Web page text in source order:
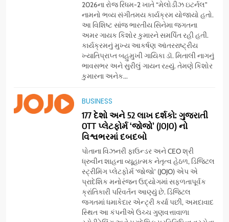
2026ના રોજ રિધમ-2 ખાતે “મેલોડીઝ ઇટર્નલ”
નામનો ભવ્ય સંગીતમય કાર્યક્રમ યોજાયો હતો.
આ વિશિષ્ટ સાંજ ભારતીય સિનેમા જગતના
અમર ગાયક કિશોર કુમારને સમર્પિત રહી હતી.
કાર્યક્રમનું મુખ્ય આકર્ષણ આંતરરાષ્ટ્રીય
ખ્યાતિપ્રાપ્ત બહુમુખી ગાયિકા ડૉ. મિતાલી નાગનું
ભાવસભર અને સુરીલું ગાયન રહ્યું. તેમણે કિશોર
કુમારના અનેક...
BUSINESS
177 દેશો અને 52 લાખ દર્શકો: ગુજરાતી
OTT પ્લેટફોર્મ ‘જોજો’ (JOJO) નો
વિશ્વભરમાં દબદબો
પોતાના વિઝનરી ફાઉન્ડર અને CEO શ્રી
ધ્રુવીન શાહના વ્યૂહાત્મક નેતૃત્વ હેઠળ, ડિજિટલ
સ્ટ્રીમિંગ પ્લેટફોર્મ ‘જોજો’ (JOJO) એપ એ
પ્રાદેશિક મનોરંજન ઉદ્યોગમાં સફળતાપૂર્વક
ક્રાંતિકારી પરિવર્તન આણ્યું છે. ડિજિટલ
જગતમાં ધમાકેદાર એન્ટ્રી કર્યા પછી, અમદાવાદ
સ્થિત આ કંપનીએ ઉચ્ચ ગુણવત્તાવાળા
5
સેમસંગ વિશ્વ યુવા કૌશલ્ય
દિવસની ઉજવણી કરે છે, સેમસંગ
દોસ્ત કૌશલ્ય વિકાસ કાર્યક્રમના
30 ટોચના પ્રતિભાશાળી
વિદ્યાર્થીઓનું સન્માન કરે છે
BUSINESS CSR
આયુદા ઓર્ગેનિક્સ દ્વારા
ગુજરાતના 5 શહેરોમાં રિટેલ સ્ટોર્સ
અને ગીર ગાયના વૈદિક વલોણા ઘી-
દૂધની શુદ્ધ સેવાઓ સાથે વ્યાપક
BUSINESS